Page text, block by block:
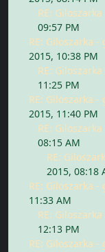
RE:
09:57 PM
RE: Giloszarka -
2015, 10:38 PM
RE:
11:25 PM
RE: Giloszarka -
2015, 11:40 PM
RE:
08:15 AM
RE:
2015, 08:18
RE: Giloszarka -
11:33 AM
RE:
12:13 PM
RE: Giloszarka -